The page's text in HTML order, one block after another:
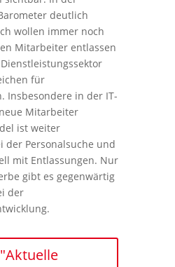
deutlich
wollen immer noch
Mitarbeiter entlassen
für
Insbesondere in der IT-
Mitarbeiter
ist weiter
der Personalsuche und
mit Entlassungen. Nur
gibt es gegenwärtig
der